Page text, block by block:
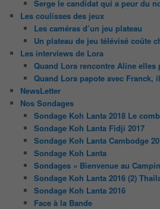
Serge le candidat qui a peur du
Les coulisses des jeux
Les caméras d’un jeu plateau
Un plateau de jeu télévisé coûte
Les interviews de Lora
Quand Lora rencontre Aline elles
Quand Lora papote avec Franck,
NewsLetter
Nos Sondages
Sondage Koh Lanta 2018 Le
Sondage Koh Lanta Fidji 2017
Sondage Koh Lanta Cambodge
Sondage Koh Lanta
Sondages « Bienvenue au
Sondage Koh Lanta 2016 (2)
Sondage Koh Lanta 2016
Face à la Bande